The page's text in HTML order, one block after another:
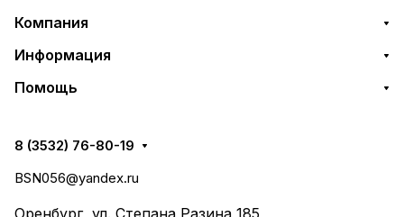
Компания
Информация
Помощь
8 (3532) 76-80-19
BSN056@yandex.ru
Оренбург, ул. Степана Разина 185